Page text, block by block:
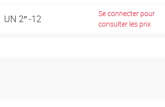
UN 2″ -12
Se connecter pour
consulter les prix